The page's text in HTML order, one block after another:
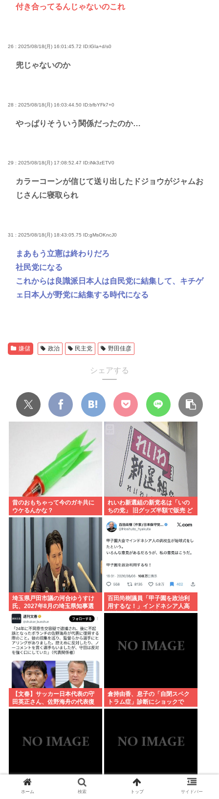
付き合ってるんじゃないのこれ
26 : 2025/08/18(月) 16:01:45.72 ID:lGIa+d/s0
兜じゃないのか
28 : 2025/08/18(月) 16:03:44.50 ID:bfbYFk7+0
やっぱりそういう関係だったのか…
29 : 2025/08/18(月) 17:08:52.47 ID:iNk3zETV0
カラーコーンが信じて送り出したドジョウがジャムお
じさんに寝取られ
31 : 2025/08/18(月) 18:43:05.75 ID:gMsOKncJ0
まあもう立憲は終わりだろ
社民党になる
これからは良識派日本人は自民党に結集して、キチゲ
ェ日本人が野党に結集する時代になる
嫌儲 政治 民主党 野田佳彦
シェアする
昔のおもちゃって今のガキ共に
ウケるんかな？
れいわ新選組の新党名は「いの
ちの党」 旧グッズ半額で販売 ど
埼玉県戸田市議の河合ゆうすけ
氏、2027年8月の埼玉県知事選
への立候補を表明
百田尚樹議員「甲子園を政治利
用するな！」インドネシア人高
校生の始球式に苦言www
【文春】サッカー日本代表の守
田英正さん、佐野海舟の代表復
帰について強く反対していた事
倉持由香、息子の「自閉スペク
トラム症」診断にショックで
涙… 見逃していた乳幼児期のサ
エミンユルマズ「日銀は金利を
ホーム 検索 トップ サイドバー